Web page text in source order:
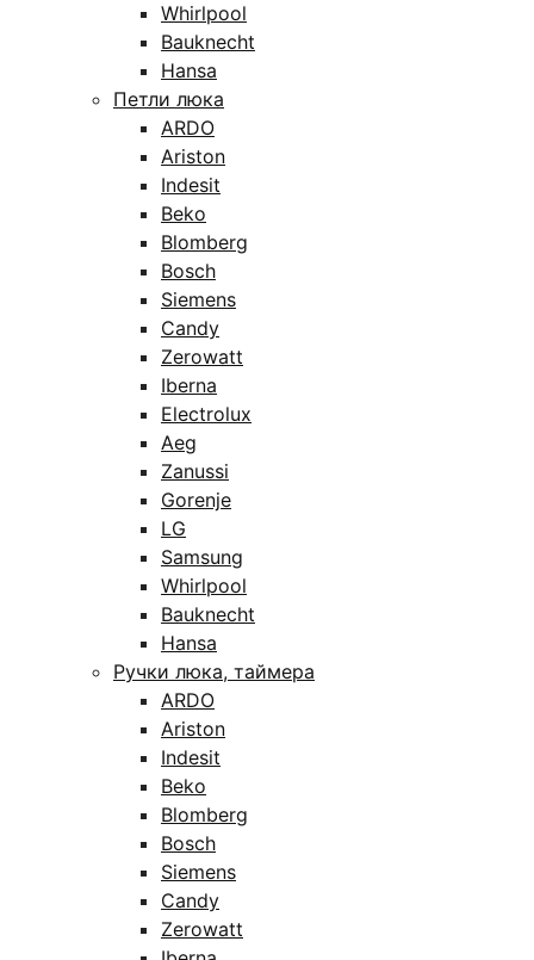
Whirlpool
Bauknecht
Hansa
Петли люка
ARDO
Ariston
Indesit
Beko
Blomberg
Bosch
Siemens
Candy
Zerowatt
Iberna
Electrolux
Aeg
Zanussi
Gorenje
LG
Samsung
Whirlpool
Bauknecht
Hansa
Ручки люка, таймера
ARDO
Ariston
Indesit
Beko
Blomberg
Bosch
Siemens
Candy
Zerowatt